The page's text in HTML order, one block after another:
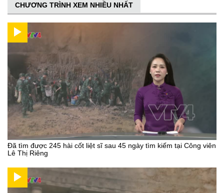
CHƯƠNG TRÌNH XEM NHIỀU NHẤT
Đã tìm được 245 hài cốt liệt sĩ sau 45 ngày tìm kiếm tại Công viên
Lê Thị Riêng